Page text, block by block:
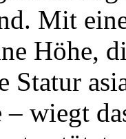
Mit
Höhe,
Statur
– wiegt